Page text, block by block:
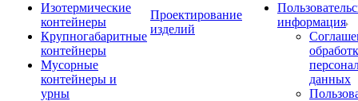
Изотермические
контейнеры
Крупногабаритные
контейнеры
Мусорные
контейнеры и
урны
Проектирование
изделий
информация
данных